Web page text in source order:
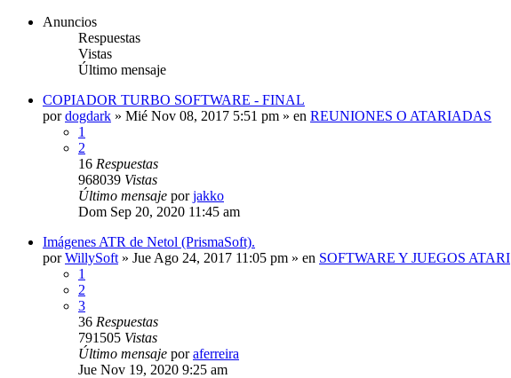
Anuncios
Respuestas
Vistas
Último mensaje
COPIADOR TURBO SOFTWARE - FINAL
pordogdark » Mié Nov 08, 2017 5:51 pm » en REUNIONES O ATARIADAS
1
2
16 Respuestas
968039 Vistas
Último mensaje porjakko
Dom Sep 20, 2020 11:45 am
Imágenes ATR de Netol (PrismaSoft).
porWillySoft » Jue Ago 24, 2017 11:05 pm » en SOFTWARE Y JUEGOS ATARI
1
2
3
36 Respuestas
791505 Vistas
Último mensaje poraferreira
Jue Nov 19, 2020 9:25 am